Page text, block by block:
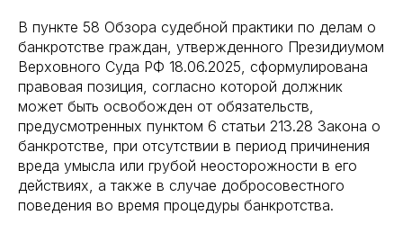
В пункте 58 Обзора судебной практики по делам о
банкротстве граждан, утвержденного Президиумом
Верховного Суда РФ 18.06.2025, сформулирована
правовая позиция, согласно которой должник
может быть освобожден от обязательств,
предусмотренных пунктом 6 статьи 213.28 Закона о
банкротстве, при отсутствии в период причинения
вреда умысла или грубой неосторожности в его
действиях, а также в случае добросовестного
поведения во время процедуры банкротства.